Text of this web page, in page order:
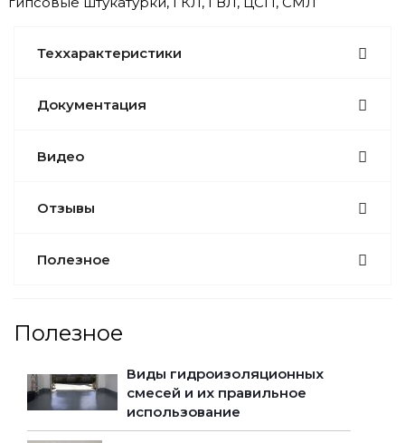
Теххарактеристики
Документация
Видео
Отзывы
Полезное
Полезное
Виды гидроизоляционных
смесей и их правильное
использование